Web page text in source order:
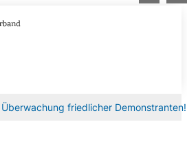
Überwachung friedlicher Demonstranten!